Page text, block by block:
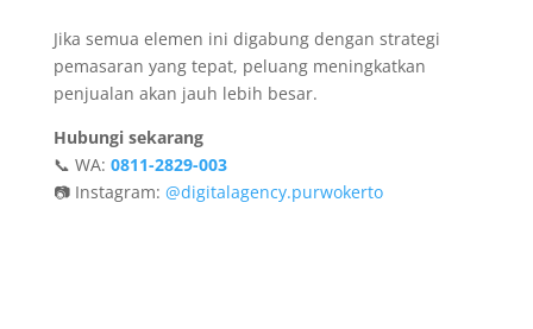
Jika semua elemen ini digabung dengan strategi
pemasaran yang tepat, peluang meningkatkan
penjualan akan jauh lebih besar.
Hubungi sekarang
📞 WA: 0811-2829-003
📷 Instagram: @digitalagency.purwokerto